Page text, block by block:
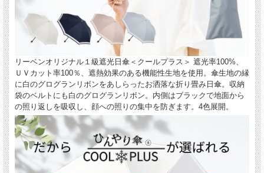
リーベンオリジナル１級遮光日傘＜クールプラス＞ 遮光率100%、
ＵＶカット率100％、遮熱効果のある機能性生地を使用。傘生地の縁
に白のグログランリボンをあしらったお洒落な折り畳み日傘。収納
袋のベルトにも白のグログランリボン。内側はブラックで地面から
の照り返しを吸収し、顔への照りの集中を防ぎます。4色展開。